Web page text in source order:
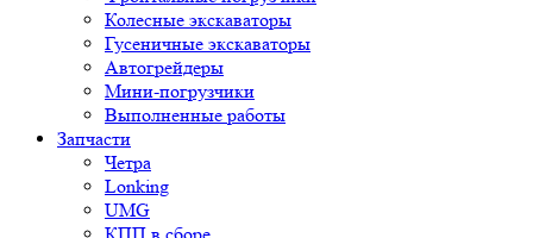
Колесные экскаваторы
Гусеничные экскаваторы
Автогрейдеры
Мини-погрузчики
Выполненные работы
Запчасти
Четра
Lonking
UMG